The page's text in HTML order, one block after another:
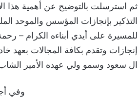
ثم استرسلت بالتوضيح عن أهمية هذا
التذكير بإنجازات المؤسس والموحد
إنجازات وتقدم بكافة المجالات بعهد
ال سعود وسمو ولي عهده الأمير
وفي